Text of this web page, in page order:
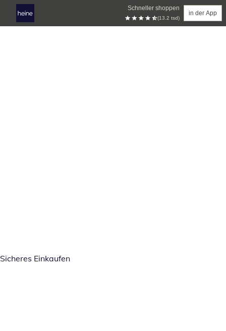
Schneller shoppen
(13.2 tsd)
in der App
Sicheres Einkaufen